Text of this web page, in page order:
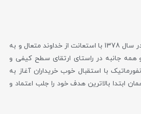
فروشگاه کامپیوتر مرکزی در سال 1378 با استعانت از خداوند متعال و به
همه جانبه در راستای ارتقای سطح کیفی و
با استقبال خوب خریداران آغاز به
ابتدا بالاترین هدف خود را جلب اعتماد و